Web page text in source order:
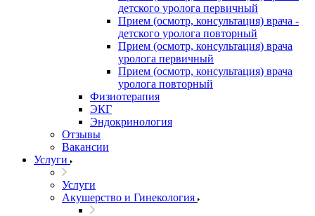
детского уролога первичный
Прием (осмотр, консультация) врача -
детского уролога повторный
Прием (осмотр, консультация) врача
уролога первичный
Прием (осмотр, консультация) врача
уролога повторный
Физиотерапия
ЭКГ
Эндокринология
Отзывы
Вакансии
Услуги
Услуги
Акушерство и Гинекология